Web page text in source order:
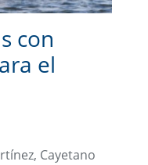
con
el
Cayetano